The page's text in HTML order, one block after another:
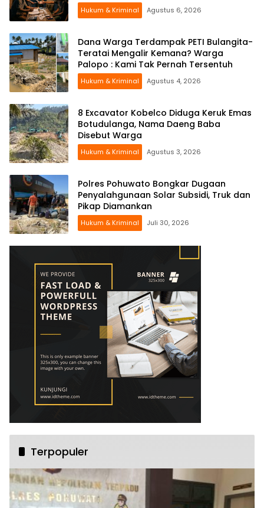
Hukum & Kriminal Agustus 6, 2026
Dana Warga Terdampak PETI Bulangita-
Teratai Mengalir Kemana? Warga
Palopo : Kami Tak Pernah Tersentuh
Hukum & Kriminal Agustus 4, 2026
8 Excavator Kobelco Diduga Keruk Emas
Botudulanga, Nama Daeng Baba
Disebut Warga
Hukum & Kriminal Agustus 3, 2026
Polres Pohuwato Bongkar Dugaan
Penyalahgunaan Solar Subsidi, Truk dan
Pikap Diamankan
Hukum & Kriminal Juli 30, 2026
Terpopuler